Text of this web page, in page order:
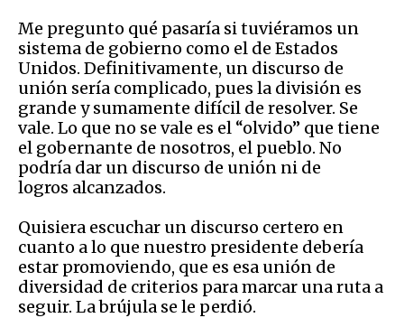
Me pregunto qué pasaría si tuviéramos un
sistema de gobierno como el de Estados
Unidos. Definitivamente, un discurso de
unión sería complicado, pues la división es
grande y sumamente difícil de resolver. Se
vale. Lo que no se vale es el “olvido” que tiene
el gobernante de nosotros, el pueblo. No
podría dar un discurso de unión ni de
logros alcanzados.
Quisiera escuchar un discurso certero en
cuanto a lo que nuestro presidente debería
estar promoviendo, que es esa unión de
diversidad de criterios para marcar una ruta a
seguir. La brújula se le perdió.